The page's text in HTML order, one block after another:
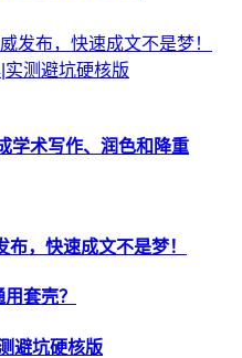
发布，快速成文不是梦！
测避坑硬核版
学术写作、润色和降重
，快速成文不是梦！
套壳？
避坑硬核版